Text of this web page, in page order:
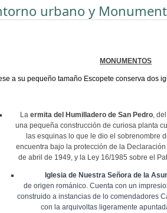
urbano y
MONUMENTOS
a su pequeño tamaño Escopete conserva dos
La ermita del Humilladero de San Pedro,
una pequeña construcción de curiosa planta
las esquinas lo que le dio el sobrenombre
encuentra bajo la protección de la
de abril de 1949, y la Ley 16/1985 sobre el
Iglesia de Nuestra Señora de la
de origen románico. Cuenta con un
construido a instancias de lo comendadores
con la arquivoltas ligeramente